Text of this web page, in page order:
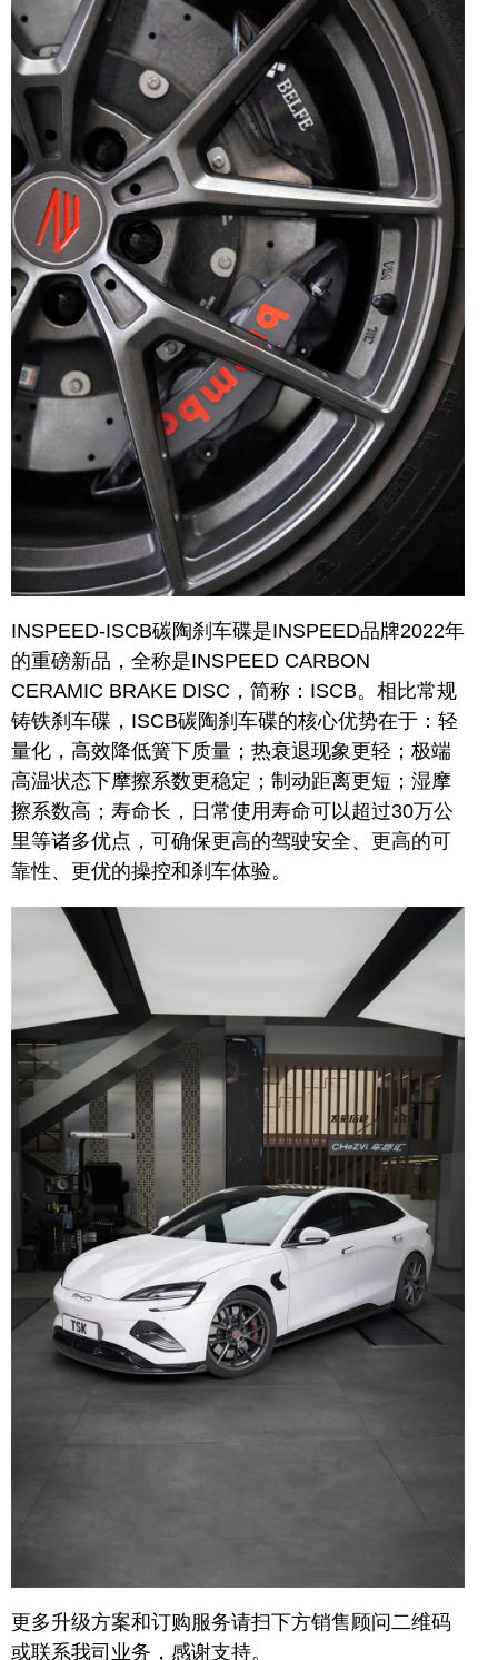
INSPEED-ISCB碳陶刹车碟是INSPEED品牌2022年
的重磅新品，全称是INSPEED CARBON
CERAMIC BRAKE DISC，简称：ISCB。相比常规
铸铁刹车碟，ISCB碳陶刹车碟的核心优势在于：轻
量化，高效降低簧下质量；热衰退现象更轻；极端
高温状态下摩擦系数更稳定；制动距离更短；湿摩
擦系数高；寿命长，日常使用寿命可以超过30万公
里等诸多优点，可确保更高的驾驶安全、更高的可
靠性、更优的操控和刹车体验。
更多升级方案和订购服务请扫下方销售顾问二维码
或联系我司业务，感谢支持。